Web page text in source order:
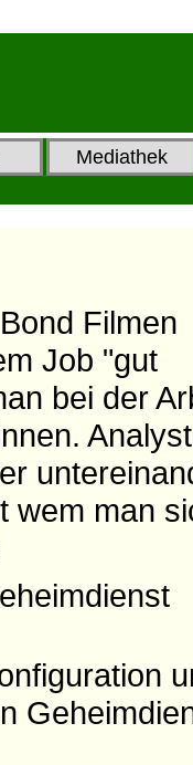
Mediathek
Filmen
Job "gut
bei der
wem man